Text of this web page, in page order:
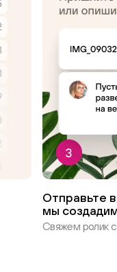
Отправьте
мы
Свяжем ролик